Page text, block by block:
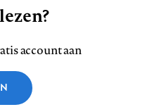
Volg
betrouwbare
account aan